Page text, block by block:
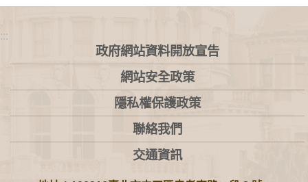
:::
政府網站資料開放宣告
網站安全政策
隱私權保護政策
聯絡我們
交通資訊